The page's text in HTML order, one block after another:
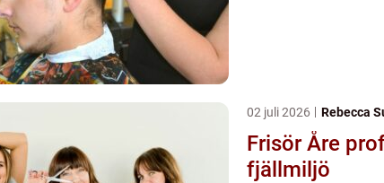
02 juli 2026 Rebecca
Frisör Åre professionell hårvård i
fjällmiljö